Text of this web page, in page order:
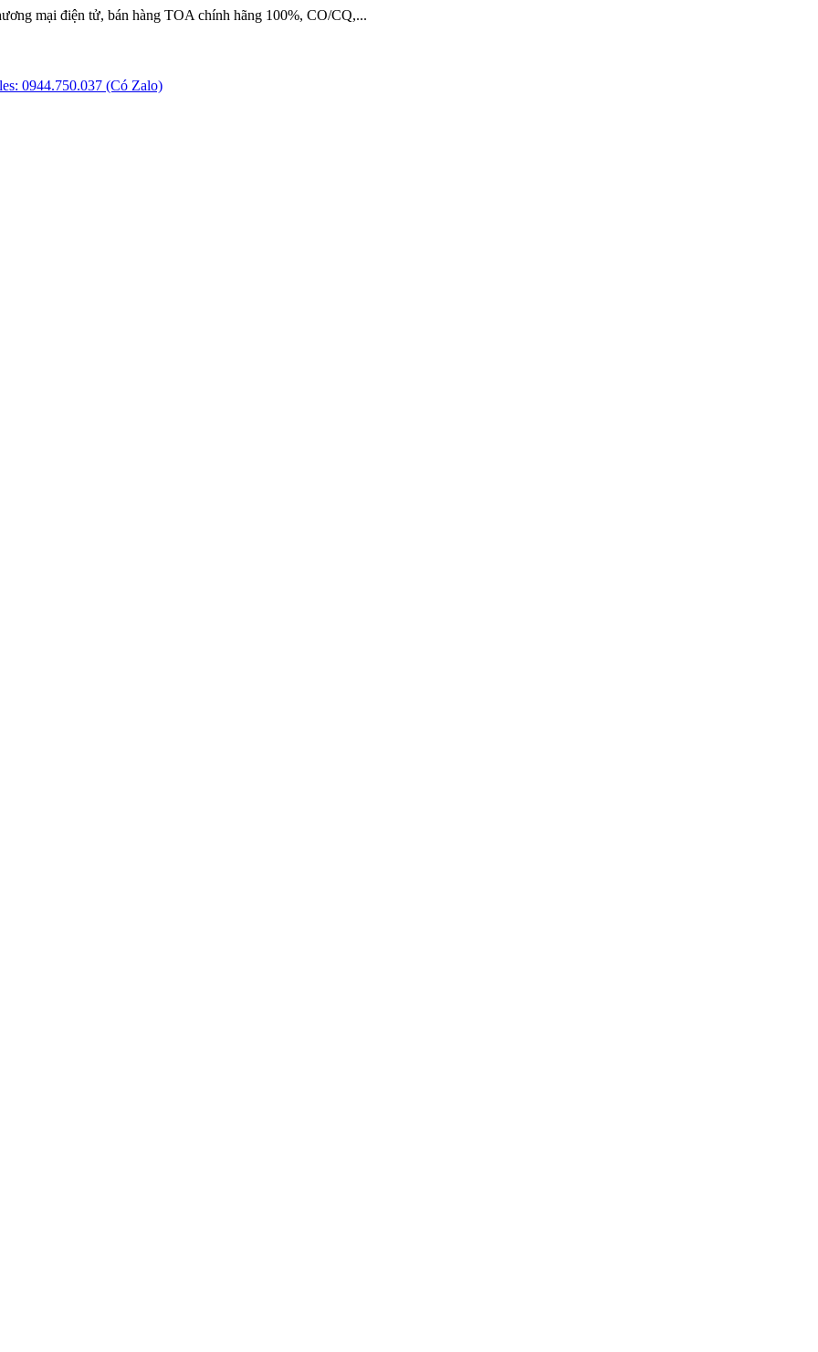
mại điện tử, bán hàng TOA chính hãng 100%, CO/CQ,...
0944.750.037 (Có Zalo)